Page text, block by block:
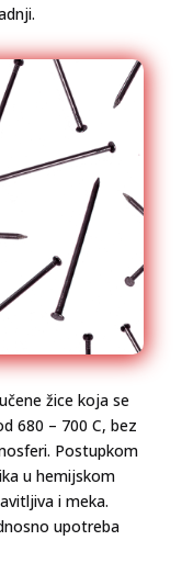
žice koja se
680 – 700 C, bez
Postupkom
u hemijskom
i meka.
upotreba